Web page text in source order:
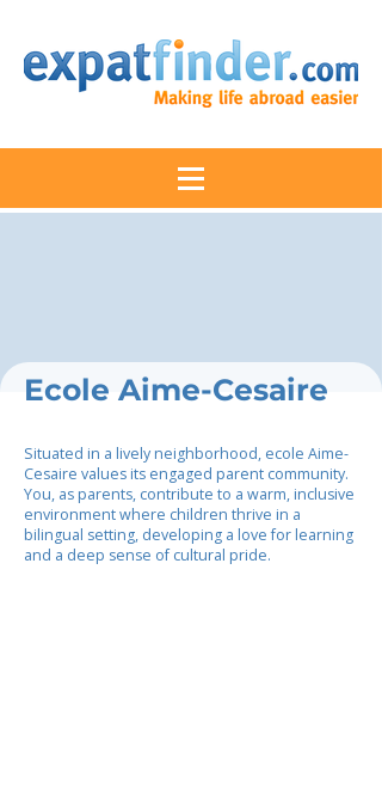
Ecole Aime-Cesaire
Situated in a lively neighborhood, ecole Aime-
Cesaire values its engaged parent community.
You, as parents, contribute to a warm, inclusive
environment where children thrive in a
bilingual setting, developing a love for learning
and a deep sense of cultural pride.